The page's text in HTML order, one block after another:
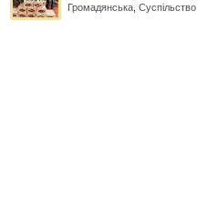
Громадянська ,Суспільство